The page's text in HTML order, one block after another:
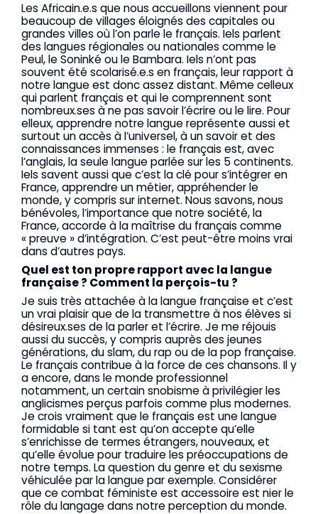
Les Africain.e.s que nous accueillons viennent pour
beaucoup de villages éloignés des capitales ou
grandes villes où l’on parle le français. Iels parlent
des langues régionales ou nationales comme le
Peul, le Soninké ou le Bambara. Iels n’ont pas
souvent été scolarisé.e.s en français, leur rapport à
notre langue est donc assez distant. Même celleux
qui parlent français et qui le comprennent sont
nombreux.ses à ne pas savoir l’écrire ou le lire. Pour
elleux, apprendre notre langue représente aussi et
surtout un accès à l’universel, à un savoir et des
connaissances immenses : le français est, avec
l’anglais, la seule langue parlée sur les 5 continents.
Iels savent aussi que c’est la clé pour s’intégrer en
France, apprendre un métier, appréhender le
monde, y compris sur internet. Nous savons, nous
bénévoles, l’importance que notre société, la
France, accorde à la maîtrise du français comme
« preuve » d’intégration. C’est peut-être moins vrai
dans d’autres pays.
Quel est ton propre rapport avec la langue
française ? Comment la perçois-tu ?
Je suis très attachée à la langue française et c’est
un vrai plaisir que de la transmettre à nos élèves si
désireux.ses de la parler et l’écrire. Je me réjouis
aussi du succès, y compris auprès des jeunes
générations, du slam, du rap ou de la pop française.
Le français contribue à la force de ces chansons. Il y
a encore, dans le monde professionnel
notamment, un certain snobisme à privilégier les
anglicismes perçus parfois comme plus modernes.
Je crois vraiment que le français est une langue
formidable si tant est qu’on accepte qu’elle
s’enrichisse de termes étrangers, nouveaux, et
qu’elle évolue pour traduire les préoccupations de
notre temps. La question du genre et du sexisme
véhiculée par la langue par exemple. Considérer
que ce combat féministe est accessoire est nier le
rôle du langage dans notre perception du monde.